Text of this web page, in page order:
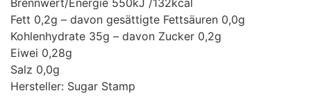
Fett 0,2g – davon gesättigte Fettsäuren 0,0g
Kohlenhydrate 35g – davon Zucker 0,2g
Eiwei 0,28g
Salz 0,0g
Hersteller: Sugar Stamp